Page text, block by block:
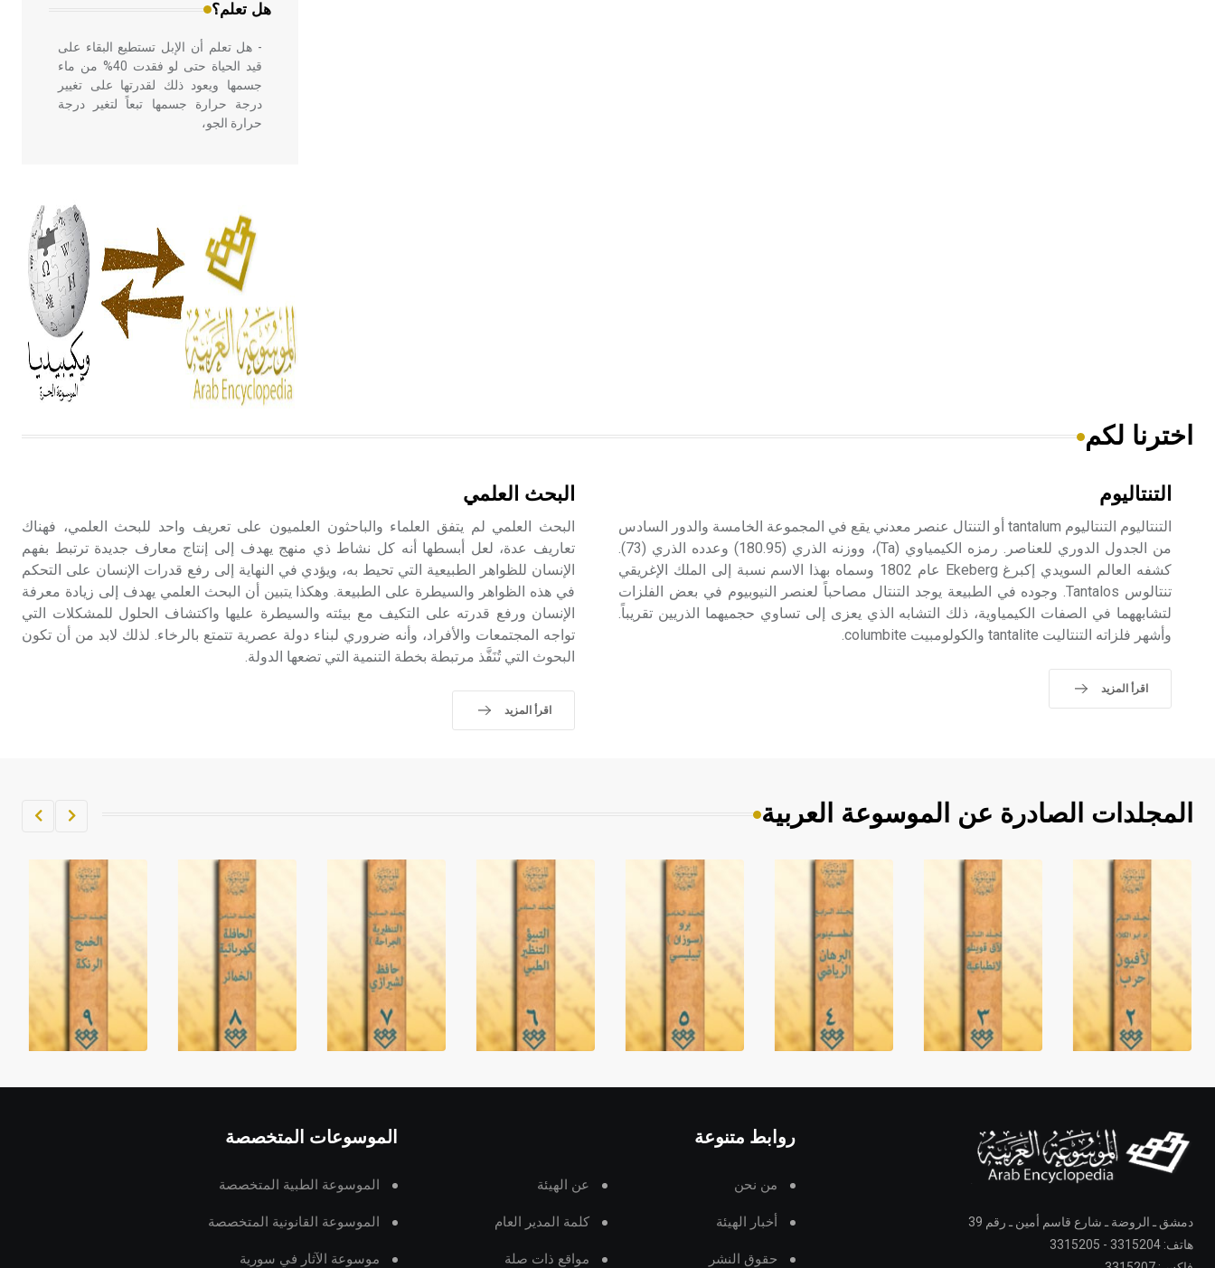
هل تعلم؟
- هل تعلم أن الإبل تستطيع البقاء على
قيد الحياة حتى لو فقدت 40% من ماء
جسمها ويعود ذلك لقدرتها على تغيير
درجة حرارة جسمها تبعاً لتغير درجة
حرارة الجو،
أربعة مؤلفات هي: الحكم، الأدلة، تنظيم
التغذية، ورسالته في جروح الرأس.
ويعود له الفضل بأنه حرر الطب من
الدين والفلسفة.
- هل تعلم أن المرجان إفراز حيواني
يتكون في البحر ويتركب من مادة
كربونات الكلسيوم، وهو أحمر أو شديد
الحمرة وهو أجود أنواعه، ويمتاز بكبر
الحجم ويسمى الش
الإنكليزية أب
- هل تعلم أن أبجر Abgar اسم معروف
جيداً يعود إلى عدد من الملوك الذين
حكموا مدينة إديسا (الرها) من أبجر الأول
وحتى التاسع، وهم ينتسبون إلى أسرة
أوسروين
اخترنا لكم
التنتاليوم
التنتاليوم التنتاليوم tantalum أو التنتال عنصر معدني يقع في المجموعة الخامسة والدور السادس
من الجدول الدوري للعناصر. رمزه الكيمياوي (Ta)، ووزنه الذري (180.95) وعدده الذري (73).
كشفه العالم السويدي إكبرغ Ekeberg عام 1802 وسماه بهذا الاسم نسبة إلى الملك الإغريقي
تنتالوس Tantalos. وجوده في الطبيعة يوجد التنتال مصاحباً لعنصر النيوبيوم في بعض الفلزات
لتشابههما في الصفات الكيمياوية، ذلك التشابه الذي يعزى إلى تساوي حجميهما الذريين تقريباً.
وأشهر فلزاته التنتاليت tantalite والكولومبيت columbite.
اقرأ المزيد
البحث العلمي
البحث العلمي لم يتفق العلماء والباحثون العلميون على تعريف واحد للبحث العلمي، فهناك
تعاريف عدة، لعل أبسطها أنه كل نشاط ذي منهج يهدف إلى إنتاج معارف جديدة ترتبط بفهم
الإنسان للظواهر الطبيعية التي تحيط به، ويؤدي في النهاية إلى رفع قدرات الإنسان على التحكم
في هذه الظواهر والسيطرة على الطبيعة. وهكذا يتبين أن البحث العلمي يهدف إلى زيادة معرفة
الإنسان ورفع قدرته على التكيف مع بيئته والسيطرة عليها واكتشاف الحلول للمشكلات التي
تواجه المجتمعات والأفراد، وأنه ضروري لبناء دولة عصرية تتمتع بالرخاء. لذلك لابد من أن تكون
البحوث التي تُنَفَّذ مرتبطة بخطة التنمية التي تضعها الدولة.
اقرأ المزيد
المجلدات الصادرة عن الموسوعة العربية
دمشق ـ الروضة ـ شارع قاسم أمين ـ رقم 39
هاتف: 3315204 - 3315205
روابط متنوعة
من نحن عن الهيئة
أخبار الهيئة كلمة المدير العام
حقوق النشر مواقع ذات صلة
الموسوعات المتخصصة
الموسوعة الطبية المتخصصة
الموسوعة القانونية المتخصصة
موسوعة الآثار في سورية